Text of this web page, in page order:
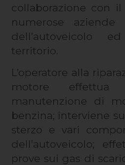
collaborazione con
numerose
dell’autoveicolo
territorio.
L’operatore alla
motore effettua
manutenzione di
benzina; interviene
sterzo e vari
dell’autoveicolo;
prove sui gas di